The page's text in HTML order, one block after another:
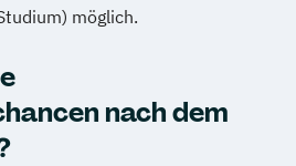
möglich.
nach dem